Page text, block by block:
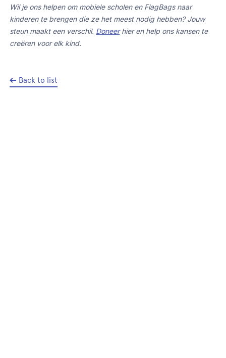
Wil je ons helpen om mobiele scholen en FlagBags naar
kinderen te brengen die ze het meest nodig hebben? Jouw
steun maakt een verschil. Doneerhier en help ons kansen te
creëren voor elk kind.
Back to list